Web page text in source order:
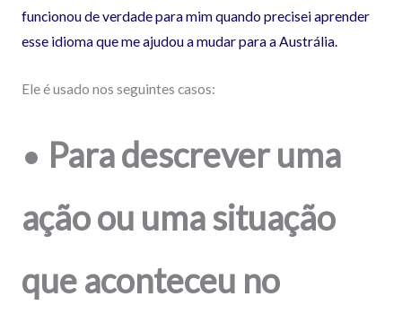
funcionou de verdade para mim quando precisei aprender
esse idioma que me ajudou a mudar para a Austrália.
Ele é usado nos seguintes casos:
• Para descrever uma
ação ou uma situação
que aconteceu no